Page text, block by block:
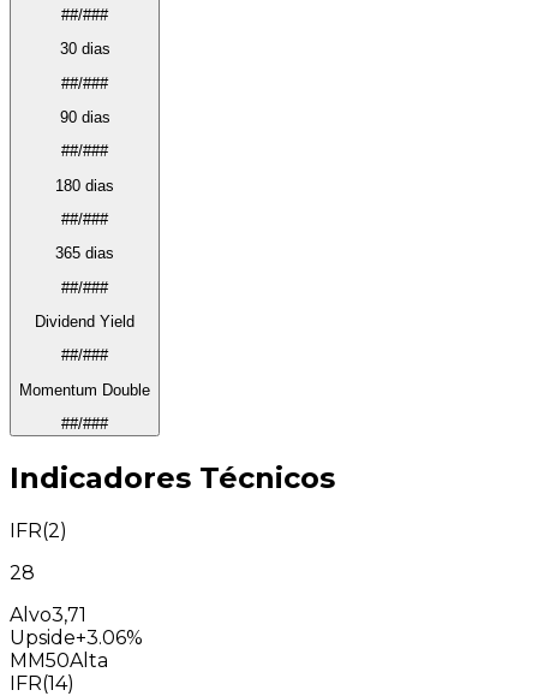
##/###
30 dias
##/###
90 dias
##/###
180 dias
##/###
365 dias
##/###
Dividend Yield
##/###
Momentum Double
##/###
Indicadores Técnicos
IFR(2)
28
Alvo3,71
Upside+3.06%
MM50Alta
IFR(14)